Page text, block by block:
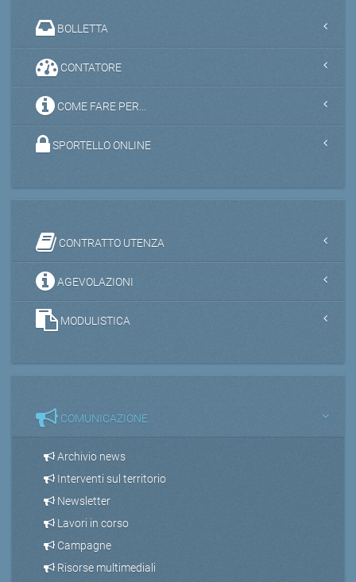
BOLLETTA
CONTATORE
COME FARE PER...
SPORTELLO ONLINE
CONTRATTO UTENZA
AGEVOLAZIONI
MODULISTICA
COMUNICAZIONE
Archivio news
Interventi sul territorio
Newsletter
Lavori in corso
Campagne
Risorse multimediali